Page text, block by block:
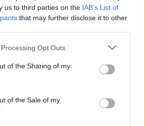
us to third parties on the IAB’s List of
that may further disclose it to other
website/app uses one or more Google
or usage behaviour. You may click to
to Google and its third-party tags to
specified purposes in below Google
Opt Outs
of the Sharing of my
of the Sale of my
a Liszt Ferenc repülőtér
lévő logisztikai bázis út- és
fejlesztése
fél évszázados vezetéken
Bicske vízellátása